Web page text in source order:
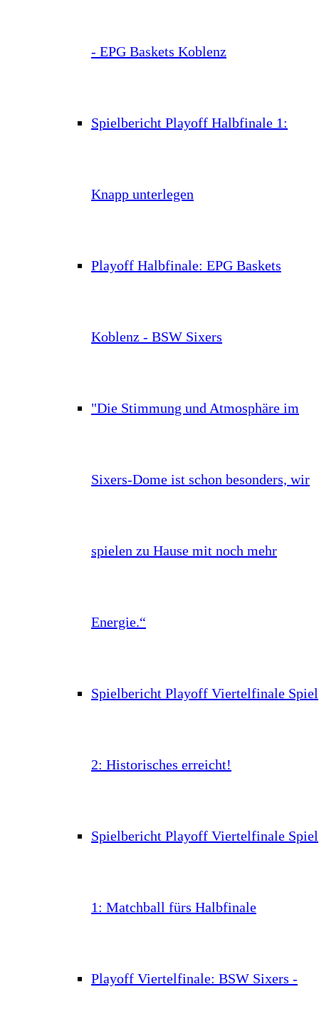
- EPG Baskets Koblenz
Spielbericht Playoff Halbfinale 1:
Knapp unterlegen
Playoff Halbfinale: EPG Baskets
Koblenz - BSW Sixers
"Die Stimmung und Atmosphäre im
Sixers-Dome ist schon besonders, wir
spielen zu Hause mit noch mehr
Energie.“
Spielbericht Playoff Viertelfinale Spiel
2: Historisches erreicht!
Spielbericht Playoff Viertelfinale Spiel
1: Matchball fürs Halbfinale
Playoff Viertelfinale: BSW Sixers -